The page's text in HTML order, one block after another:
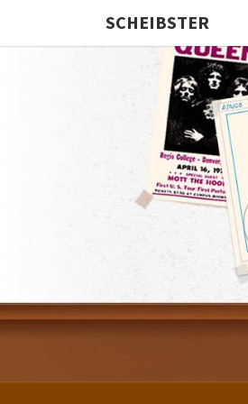
SCHEIBSTER